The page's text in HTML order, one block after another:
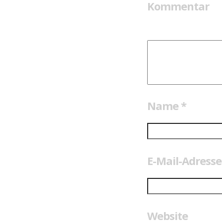
Kommentar
Name *
E-Mail-
Website